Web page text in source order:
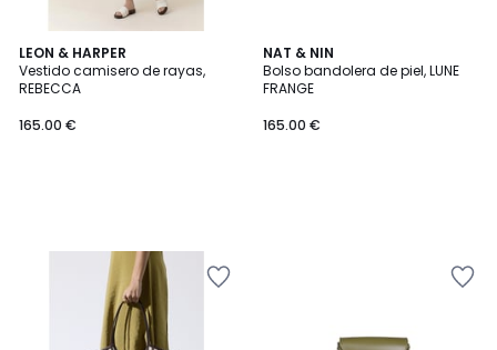
LEON & HARPER
Vestido camisero de rayas,
REBECCA
€.
165.00 €
NAT & NIN
Bolso bandolera de piel, LUNE
FRANGE
165.00 €